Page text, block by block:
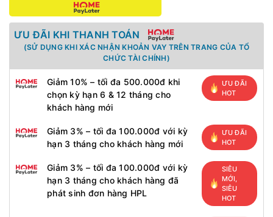
ƯU ĐÃI KHI THANH TOÁN
(SỬ DỤNG KHI XÁC NHẬN KHOẢN VAY TRÊN TRANG CỦA TỔ
CHỨC TÀI CHÍNH)
Giảm 10% – tối đa 500.000đ khi
chọn kỳ hạn 6 & 12 tháng cho
khách hàng mới
ƯU ĐÃI
HOT
Giảm 3% – tối đa 100.000đ với kỳ
hạn 3 tháng cho khách hàng mới
ƯU ĐÃI
HOT
Giảm 3% – tối đa 100.000đ với kỳ
hạn 3 tháng cho khách hàng đã
phát sinh đơn hàng HPL
SIÊU
MỚI,
SIÊU
HOT